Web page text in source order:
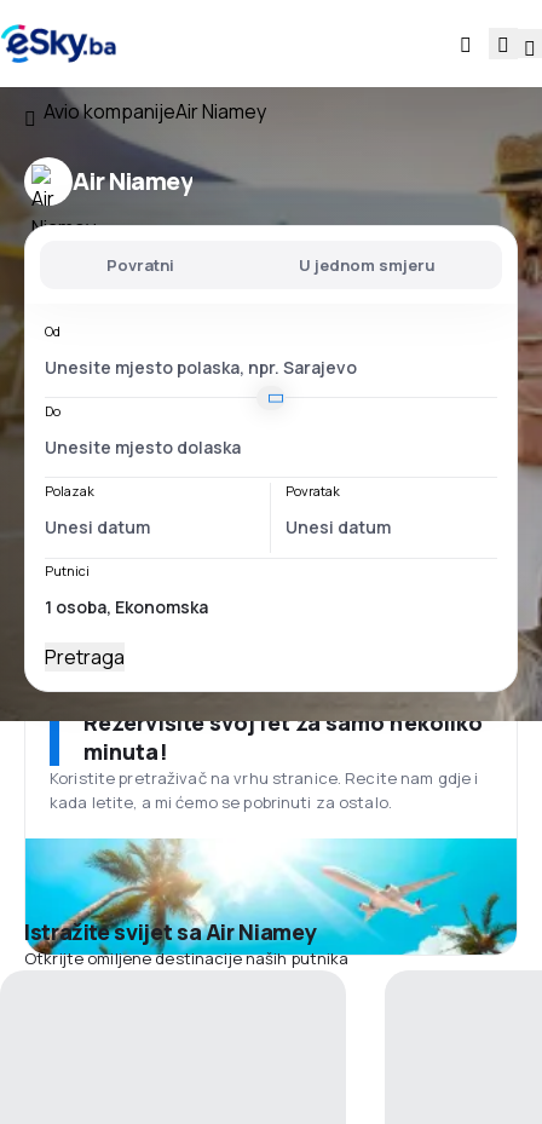
Avio kompanijeAir Niamey
Air Niamey
Povratni U jednom smjeru
Od
Do
Polazak Povratak
Putnici
Pretraga
Rezervišite svoj let za samo nekoliko
minuta!
Koristite pretraživač na vrhu stranice. Recite nam gdje i
kada letite, a mi ćemo se pobrinuti za ostalo.
Istražite svijet sa Air Niamey
Otkrijte omiljene destinacije naših putnika